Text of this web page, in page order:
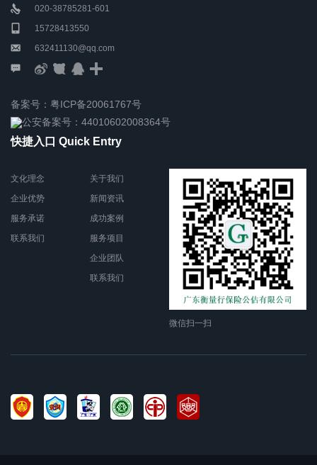
020-38785281-601
15728413550
632411130@qq.com
备案号：粤ICP备20061767号
公安备案号：44010602008364号
快捷入口 Quick Entry
文化理念
企业优势
服务承诺
联系我们
关于我们
新闻资讯
成功案例
服务项目
企业团队
联系我们
微信扫一扫